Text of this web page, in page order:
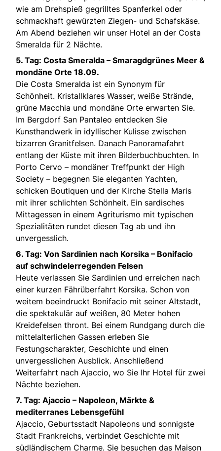
wie am Drehspieß gegrilltes Spanferkel oder
schmackhaft gewürzten Ziegen- und Schafskäse.
Am Abend beziehen wir unser Hotel an der Costa
Smeralda für 2 Nächte.
5. Tag: Costa Smeralda – Smaragdgrünes Meer &
mondäne Orte 18.09.
Die Costa Smeralda ist ein Synonym für
Schönheit. Kristallklares Wasser, weiße Strände,
grüne Macchia und mondäne Orte erwarten Sie.
Im Bergdorf San Pantaleo entdecken Sie
Kunsthandwerk in idyllischer Kulisse zwischen
bizarren Granitfelsen. Danach Panoramafahrt
entlang der Küste mit ihren Bilderbuchbuchten. In
Porto Cervo – mondäner Treffpunkt der High
Society – begegnen Sie eleganten Yachten,
schicken Boutiquen und der Kirche Stella Maris
mit ihrer schlichten Schönheit. Ein sardisches
Mittagessen in einem Agriturismo mit typischen
Spezialitäten rundet diesen Tag ab und ihn
unvergesslich.
6. Tag: Von Sardinien nach Korsika – Bonifacio
auf schwindelerregenden Felsen
Heute verlassen Sie Sardinien und erreichen nach
einer kurzen Fährüberfahrt Korsika. Schon von
weitem beeindruckt Bonifacio mit seiner Altstadt,
die spektakulär auf weißen, 80 Meter hohen
Kreidefelsen thront. Bei einem Rundgang durch die
mittelalterlichen Gassen erleben Sie
Festungscharakter, Geschichte und einen
unvergesslichen Ausblick. Anschließend
Weiterfahrt nach Ajaccio, wo Sie Ihr Hotel für zwei
Nächte beziehen.
7. Tag: Ajaccio – Napoleon, Märkte &
mediterranes Lebensgefühl
Ajaccio, Geburtsstadt Napoleons und sonnigste
Stadt Frankreichs, verbindet Geschichte mit
südländischem Charme. Sie besuchen das Maison